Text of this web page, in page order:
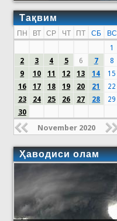
Тақвим
ПН ВТ СР ЧТ ПТ СБ
ВС
1
2
3 4 5 6 7
8
9
10 11 12 13 14
15
16
17 18 19 20 21
22
23
24 25 26 27 28
29
30
November 2020
Ҳаводиси олам